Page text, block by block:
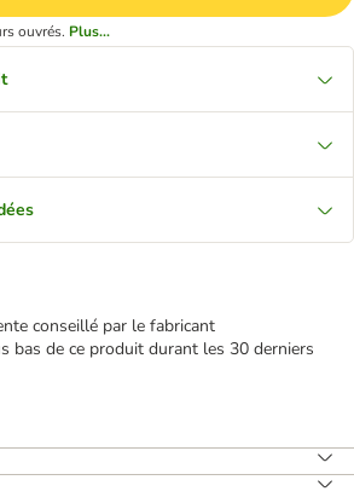
ouvrés. Plus...
conseillé par le fabricant
bas de ce produit durant les 30 derniers